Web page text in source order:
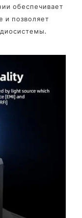
обеспечивает
и позволяет